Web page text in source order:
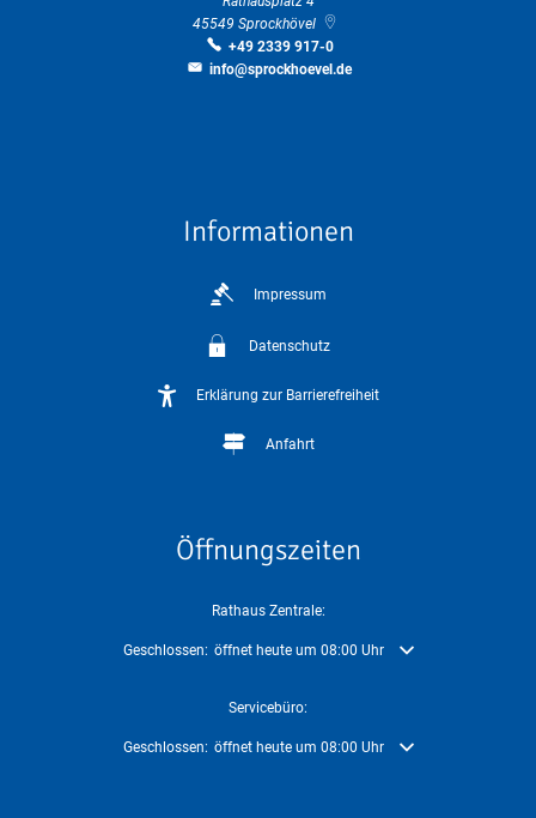
45549 Sprockhövel
+49 2339 917-0
info@sprockhoevel.de
Informationen
Impressum
Datenschutz
Erklärung zur Barrierefreiheit
Anfahrt
Öffnungszeiten
Rathaus Zentrale:
Klicken, um weitere Öffnungs- oder Schließzeiten auszublenden
Geschlossen: öffnet heute um 08:00 Uhr
Servicebüro:
Klicken, um weitere Öffnungs- oder Schließzeiten auszublenden
Geschlossen: öffnet heute um 08:00 Uhr